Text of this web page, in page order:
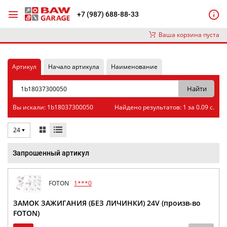
+7 (987) 688-88-33
Ваша корзина пуста
Артикул Начало артикула Наименование
Вы искали: 1b18037300050 Найдено результатов: 1 за 0.09 с.
24
Запрошенный артикул
FOTON 1***0
ЗАМОК ЗАЖИГАНИЯ (БЕЗ ЛИЧИНКИ) 24V (произв-во
FOTON)